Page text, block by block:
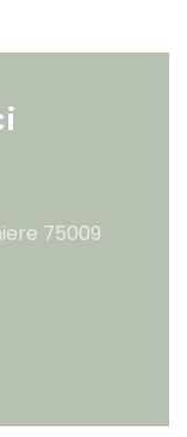
75009
una nuova
((apre una